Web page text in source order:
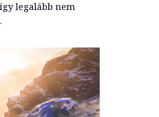
legalább nem